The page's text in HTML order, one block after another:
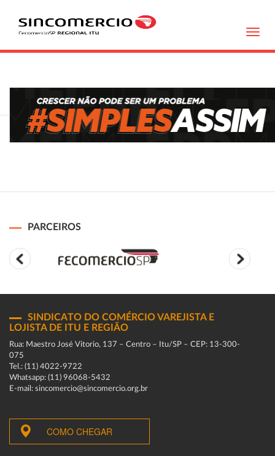
PARCEIROS
SINDICATO DO COMÉRCIO VAREJISTA E
LOJISTA DE ITU E REGIÃO
Rua: Maestro José Vitorio, 137 – Centro – Itu/SP – CEP: 13-300-
075
Tel.: (11) 4022-9722
Whatsapp: (11) 96068-5432
E-mail: sincomercio@sincomercio.org.br
COMO CHEGAR